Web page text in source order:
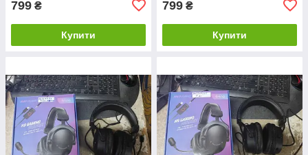
799 ₴
Купити
799 ₴
Купити